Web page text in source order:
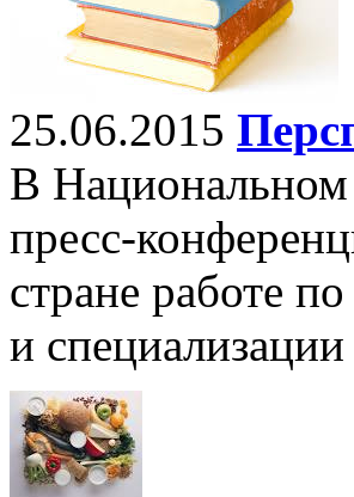
25.06.2015
В Национальном
пресс-
стране работе
и